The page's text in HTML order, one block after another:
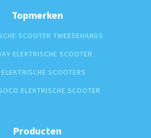
Topmerken
SCOOTER TWEEDEHANDS
ELEKTRISCHE SCOOTER
ELEKTRISCHE SCOOTERS
ELEKTRISCHE SCOOTER
Producten